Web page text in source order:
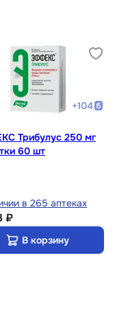
+104
Трибулус 250 мг
60 шт
в 265 аптеках
₽
В корзину